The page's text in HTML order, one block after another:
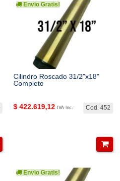
Envio Gratis!
Cilindro Roscado 31/2"x18"
Completo
Cod. 452
$ 422.619,12 IVA Inc.
Envio Gratis!